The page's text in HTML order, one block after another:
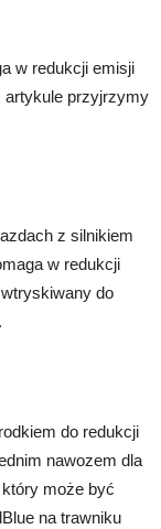
w redukcji emisji
artykule przyjrzymy
z silnikiem
w redukcji
do
do redukcji
nawozem dla
może być
na trawniku